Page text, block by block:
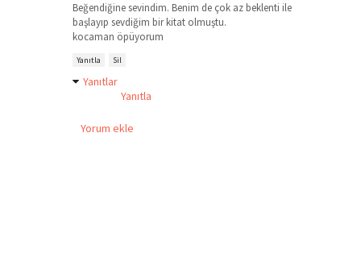
Beğendiğine sevindim. Benim de çok az beklenti ile
başlayıp sevdiğim bir kitat olmuştu.
kocaman öpüyorum
Yanıtla Sil
Yanıtlar
Yanıtla
Yorum ekle